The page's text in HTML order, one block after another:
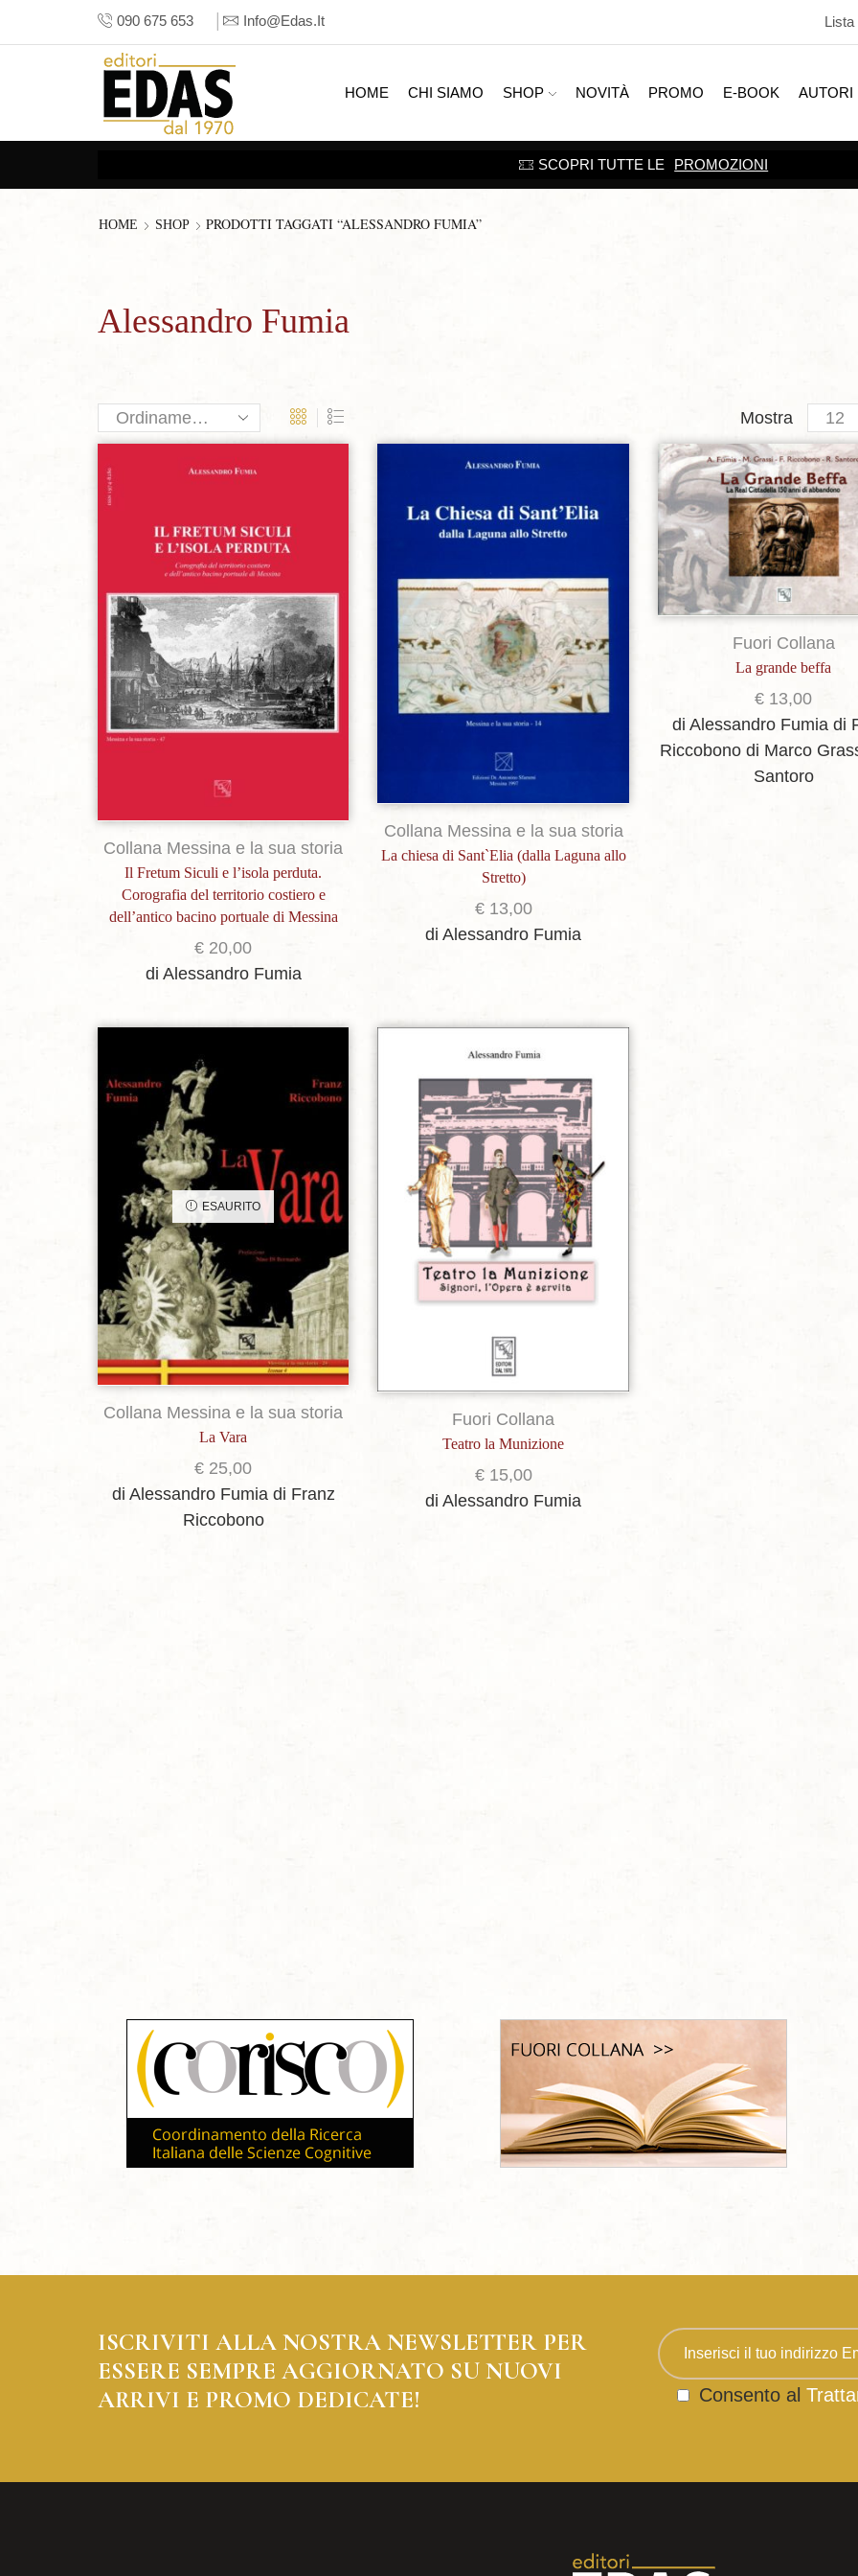
090 675 653 Info@edas.it Lista
HOME CHI SIAMO SHOP NOVITÀ PROMO E-BOOK AUTORI
SCOPRI TUTTE LE PROMOZIONI
HOME SHOP PRODOTTI TAGGATI “ALESSANDRO FUMIA”
Alessandro Fumia
Mostra
per
page
Collana Messina e la sua storia
Il Fretum Siculi e l’isola perduta.
Corografia del territorio costiero e
dell’antico bacino portuale di Messina
€ 20,00
di Alessandro Fumia
Aggiungi alla lista dei desideri
Collana Messina e la sua storia
La chiesa di Sant`Elia (dalla Laguna allo
Stretto)
€13,00
di Alessandro Fumia
Aggiungi alla lista dei
Fuori Collana
La grande beffa
€ 13,00
di Alessandro Fumia di
Riccobono di Marco
Santoro
Aggiungi alla lista dei desideri
ESAURITO
Collana Messina e la sua storia
La Vara
€ 25,00
di Alessandro Fumia di Franz
Riccobono
Aggiungi alla lista dei desideri
Fuori Collana
Teatro la Munizione
€15,00
di Alessandro Fumia
ISCRIVITI ALLA NOSTRA NEWSLETTER PER
ESSERE SEMPRE AGGIORNATO SU NUOVI
ARRIVI E PROMO DEDICATE!
Consento al